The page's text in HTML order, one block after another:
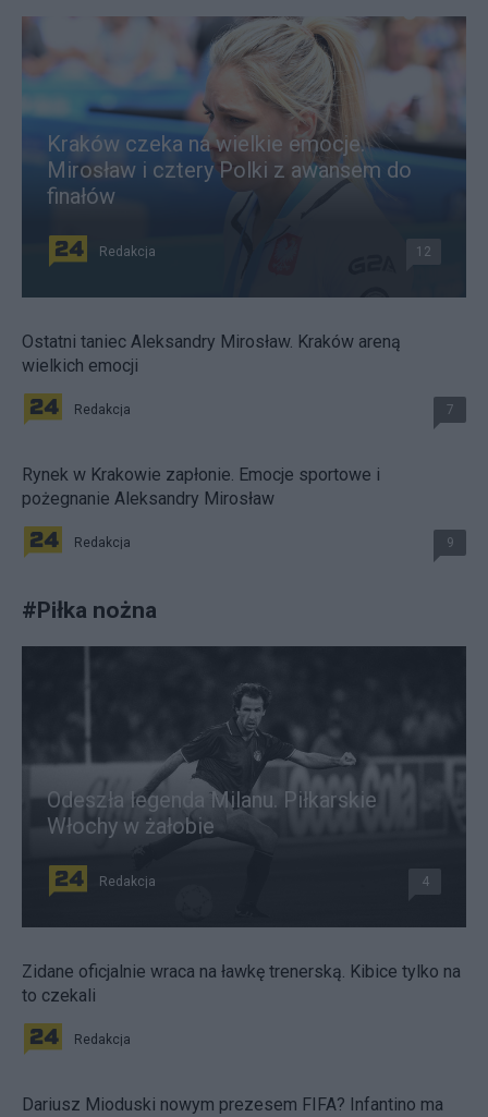
Kraków czeka na wielkie emocje.
Mirosław i cztery Polki z awansem do
finałów
Redakcja 12
Ostatni taniec Aleksandry Mirosław. Kraków areną
wielkich emocji
Redakcja 7
Rynek w Krakowie zapłonie. Emocje sportowe i
pożegnanie Aleksandry Mirosław
Redakcja 9
#Piłka nożna
Odeszła legenda Milanu. Piłkarskie
Włochy w żałobie
Redakcja 4
Zidane oficjalnie wraca na ławkę trenerską. Kibice tylko na
to czekali
Redakcja
Dariusz Mioduski nowym prezesem FIFA? Infantino ma